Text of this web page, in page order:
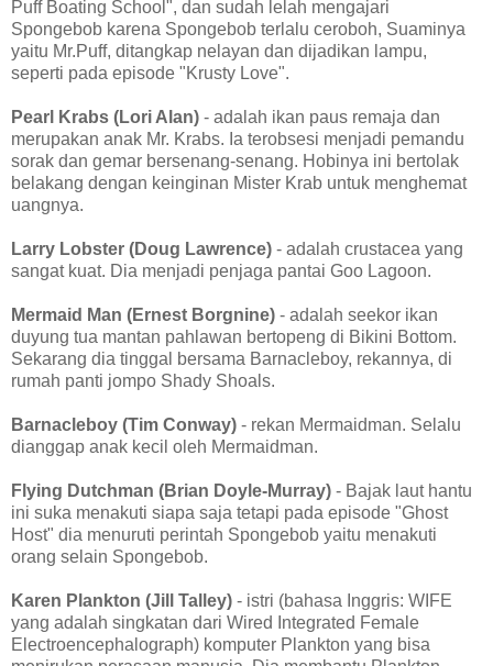
Puff Boating School", dan sudah lelah mengajari
Spongebob karena Spongebob terlalu ceroboh, Suaminya
yaitu Mr.Puff, ditangkap nelayan dan dijadikan lampu,
seperti pada episode "Krusty Love".
Pearl Krabs (Lori Alan) - adalah ikan paus remaja dan
merupakan anak Mr. Krabs. Ia terobsesi menjadi pemandu
sorak dan gemar bersenang-senang. Hobinya ini bertolak
belakang dengan keinginan Mister Krab untuk menghemat
uangnya.
Larry Lobster (Doug Lawrence) - adalah crustacea yang
sangat kuat. Dia menjadi penjaga pantai Goo Lagoon.
Mermaid Man (Ernest Borgnine) - adalah seekor ikan
duyung tua mantan pahlawan bertopeng di Bikini Bottom.
Sekarang dia tinggal bersama Barnacleboy, rekannya, di
rumah panti jompo Shady Shoals.
Barnacleboy (Tim Conway) - rekan Mermaidman. Selalu
dianggap anak kecil oleh Mermaidman.
Flying Dutchman (Brian Doyle-Murray) - Bajak laut hantu
ini suka menakuti siapa saja tetapi pada episode "Ghost
Host" dia menuruti perintah Spongebob yaitu menakuti
orang selain Spongebob.
Karen Plankton (Jill Talley) - istri (bahasa Inggris: WIFE
yang adalah singkatan dari Wired Integrated Female
Electroencephalograph) komputer Plankton yang bisa